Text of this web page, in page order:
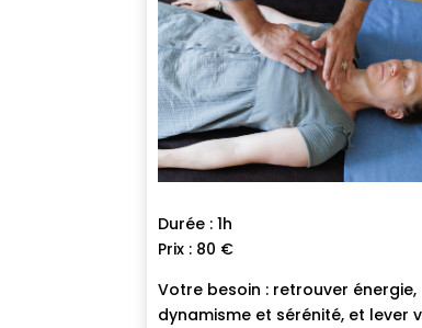
Durée : 1h
Prix : 80 €
Votre besoin : retrouver énergie,
dynamisme et sérénité, et lever